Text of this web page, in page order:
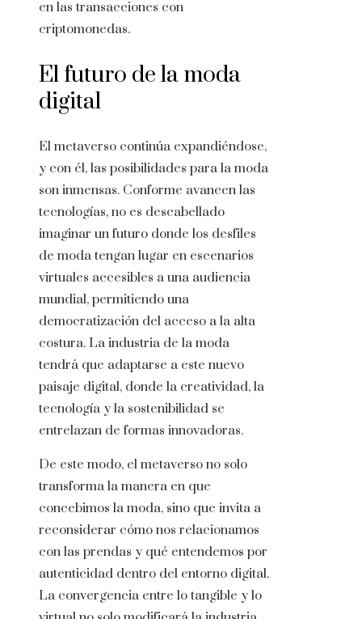
en las transacciones con
criptomonedas.
El futuro de la moda
digital
El metaverso continúa expandiéndose,
y con él, las posibilidades para la moda
son inmensas. Conforme avancen las
tecnologías, no es descabellado
imaginar un futuro donde los desfiles
de moda tengan lugar en escenarios
virtuales accesibles a una audiencia
mundial, permitiendo una
democratización del acceso a la alta
costura. La industria de la moda
tendrá que adaptarse a este nuevo
paisaje digital, donde la creatividad, la
tecnología y la sostenibilidad se
entrelazan de formas innovadoras.
De este modo, el metaverso no solo
transforma la manera en que
concebimos la moda, sino que invita a
reconsiderar cómo nos relacionamos
con las prendas y qué entendemos por
autenticidad dentro del entorno digital.
La convergencia entre lo tangible y lo